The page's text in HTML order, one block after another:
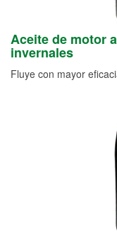
Aceite de motor
invernales
Fluye con mayor